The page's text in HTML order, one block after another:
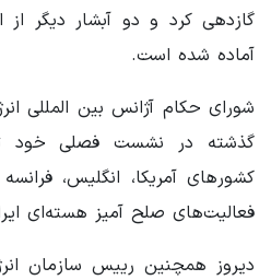
گازدهی کرد و دو آبشار دیگر
آماده شده است.
شورای حکام آژانس بین المللی
گذشته در نشست فصلی خود
کشورهای آمریکا، انگلیس،
فعالیت‌های صلح آمیز هسته‌ای